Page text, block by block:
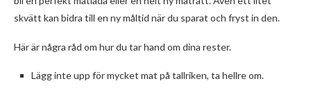
skvätt kan bidra till en ny måltid när du sparat och fryst in den.
Här är några råd om hur du tar hand om dina rester.
Lägg inte upp för mycket mat på tallriken, ta hellre om.